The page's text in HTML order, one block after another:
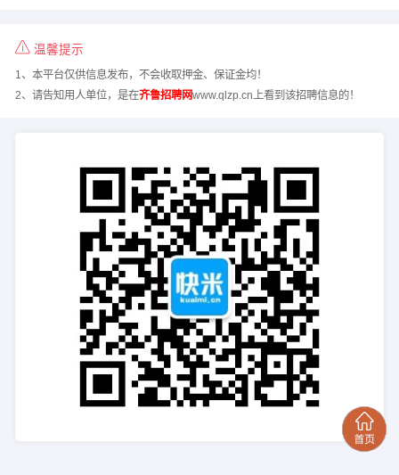
温馨提示
1、本平台仅供信息发布，不会收取押金、保证金均！
2、请告知用人单位，是在齐鲁招聘网www.qlzp.cn上看到该招聘信息的！